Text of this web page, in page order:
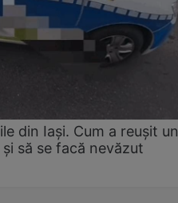
din Iași. Cum a reușit un
să se facă nevăzut